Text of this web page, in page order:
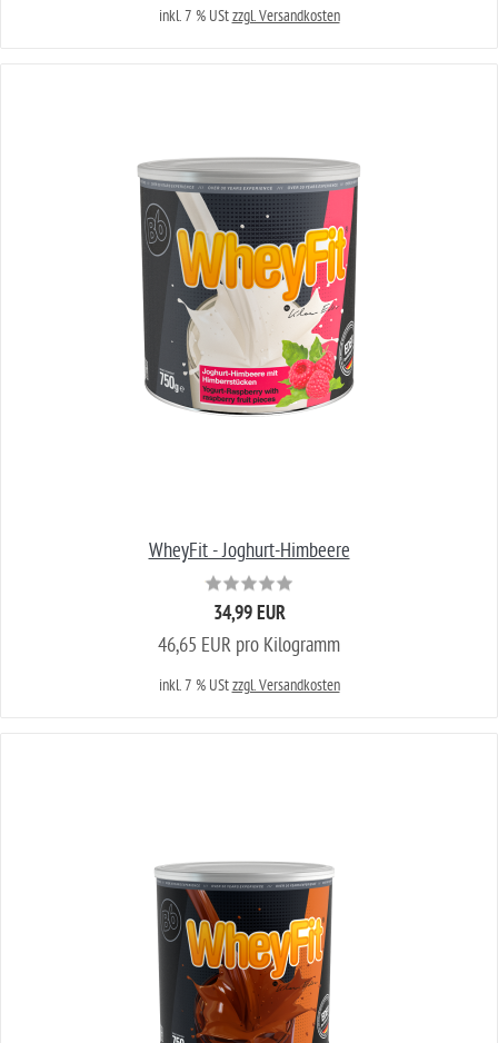
inkl. 7 % UStzzgl. Versandkosten
WheyFit - Joghurt-Himbeere
34,99 EUR
46,65 EUR pro Kilogramm
inkl. 7 % UStzzgl. Versandkosten